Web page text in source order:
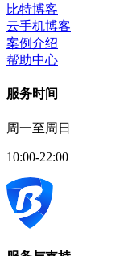
比特博客
云手机博客
案例介绍
帮助中心
服务时间
周一至周日
10:00-22:00